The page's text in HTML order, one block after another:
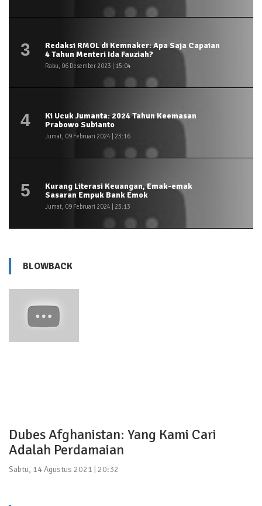
3
Redaksi RMOL di Kemnaker: Apa Saja Capaian
4 Tahun Menteri Ida Fauziah?
Rabu, 06 Desember 2023 | 15:04
4
Ki Ucuk Jumanta: 2024 Tahun Keemasan
Prabowo Subianto
Jumat, 09 Februari 2024 | 23:16
5
Kurang Literasi Keuangan, Emak-emak
Sasaran Empuk Bank Emok
Jumat, 09 Februari 2024 | 23:13
BLOWBACK
Dubes Afghanistan: Yang Kami Cari
Adalah Perdamaian
Sabtu, 14 Agustus 2021 | 20:32